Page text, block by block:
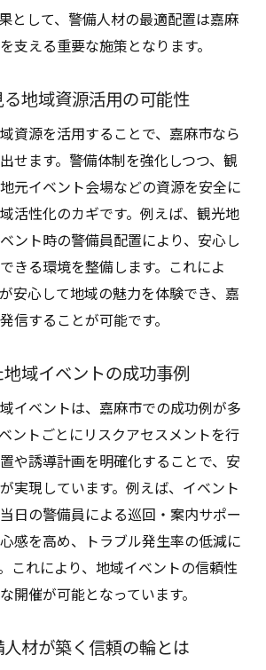
場で実践する危機管理ノウハウ
が担う嘉麻市の魅力発信戦略
足度を高めるための工夫
の接遇力が地域満足度を左右
ける住民参加型の取り組み事例
用した地域コミュニティ形成法
の声を活かした改善アイデア集
ビスの質向上が生む信頼関係
夫で住民満足度アップを実現
人材管理がもたらす価値とは
の効率管理が業務に与える効果
の定着率向上に必要な工夫とは
ジメントでコスト削減を目指す
の適切配置が現場力を高める理由
の効率化が地域発展に直結する
を両立するための警備の視点
点から見た地域安全と活性化策
強化が地域イベントに与える影響
光のバランスを保つ取り組み法
として、警備人材の最適配置は嘉麻
支える重要な施策となります。
地域資源活用の可能性
資源を活用することで、嘉麻市なら
せます。警備体制を強化しつつ、観
元イベント会場などの資源を安全に
活性化のカギです。例えば、観光地
ント時の警備員配置により、安心し
きる環境を整備します。これによ
安心して地域の魅力を体験でき、嘉
信することが可能です。
域イベントの成功事例
イベントは、嘉麻市での成功例が多
ントごとにリスクアセスメントを行
や誘導計画を明確化することで、安
実現しています。例えば、イベント
日の警備員による巡回・案内サポー
感を高め、トラブル発生率の低減に
これにより、地域イベントの信頼性
開催が可能となっています。
材が築く信頼の輪とは